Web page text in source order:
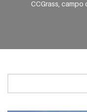
CCGrass, campo